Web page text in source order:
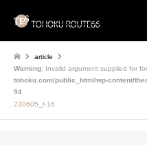
article
Warning: Invalid argument supplied for
tohoku.com/public_html/wp-content/
94
230605_t-16